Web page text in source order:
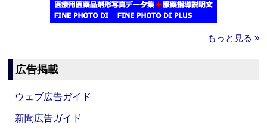
もっと見る »
広告掲載
ウェブ広告ガイド
新聞広告ガイド